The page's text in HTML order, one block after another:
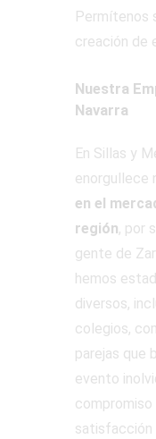
Permítenos
creación de
Nuestra
Navarra
En Sillas y
enorgullece
en el
región, por
gente de
hemos
diversos,
colegios,
parejas que
evento
compromiso
satisfacción